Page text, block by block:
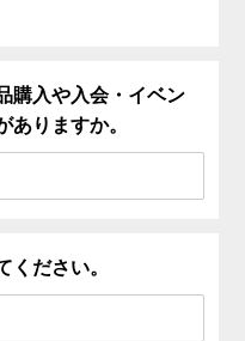
購入や入会・イベン
ありますか。
ください。